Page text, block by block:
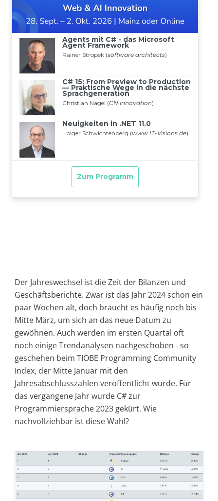
Der Jahreswechsel ist die Zeit der Bilanzen und
Geschäftsberichte. Zwar ist das Jahr 2024 schon ein
paar Wochen alt, doch braucht es häufig noch bis
Mitte März, um sich an das neue Datum zu
gewöhnen. Auch werden im ersten Quartal oft
noch einige Trendanalysen nachgeschoben - so
geschehen beim TIOBE Programming Community
Index, der Mitte Januar mit den
Jahresabschlusszahlen veröffentlicht wurde. Für
das vergangene Jahr wurde C# zur
Programmiersprache 2023 gekürt. Wie
nachvollziehbar ist diese Wahl?